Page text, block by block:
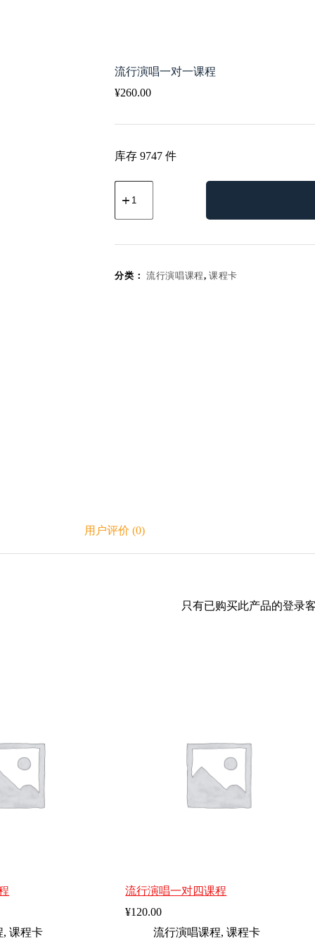
流行演唱一对一课程
¥260.00
库存 9747 件
流
行
课
分类： 流行演唱课程,课程卡
用户评价 (0)
只有已购买此产品的登录
,课程卡
流行演唱一对四课程
¥120.00
流行演唱课程,课程卡